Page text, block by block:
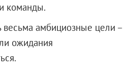
команды.
амбициозные цели –
ожидания